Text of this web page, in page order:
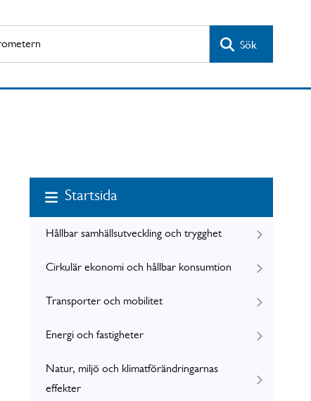
Sök
Startsida
Hållbar samhällsutveckling och trygghet
Cirkulär ekonomi och hållbar konsumtion
Transporter och mobilitet
Energi och fastigheter
Natur, miljö och klimatförändringarnas
effekter